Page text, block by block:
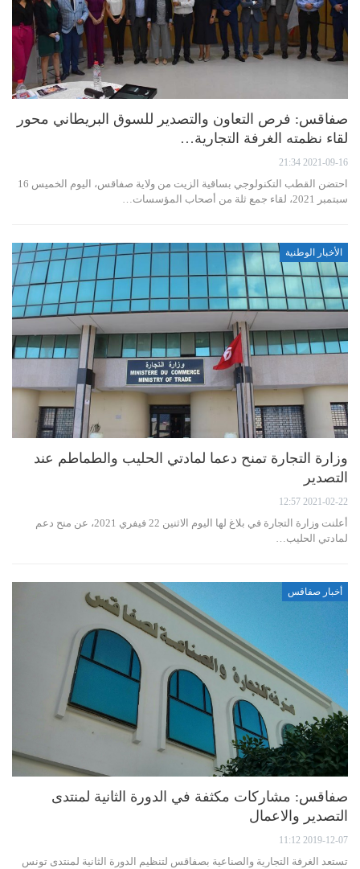
صفاقس: فرص التعاون والتصدير للسوق البريطاني محور
لقاء نظمته الغرفة التجارية…
2021-09-16 21:34
احتضن القطب التكنولوجي بساقية الزيت من ولاية صفاقس، اليوم الخميس 16
سبتمبر 2021، لقاء جمع ثلة من أصحاب المؤسسات…
الأخبار الوطنية
وزارة التجارة تمنح دعما لمادتي الحليب والطماطم عند
التصدير
2021-02-22 12:57
أعلنت وزارة التجارة في بلاغ لها اليوم الاثنين 22 فيفري 2021، عن منح دعم
لمادتي الحليب…
أخبار صفاقس
صفاقس: مشاركات مكثفة في الدورة الثانية لمنتدى
التصدير والاعمال
2019-12-07 11:12
تستعد الغرفة التجارية والصناعية بصفاقس لتنظيم الدورة الثانية لمنتدى تونس